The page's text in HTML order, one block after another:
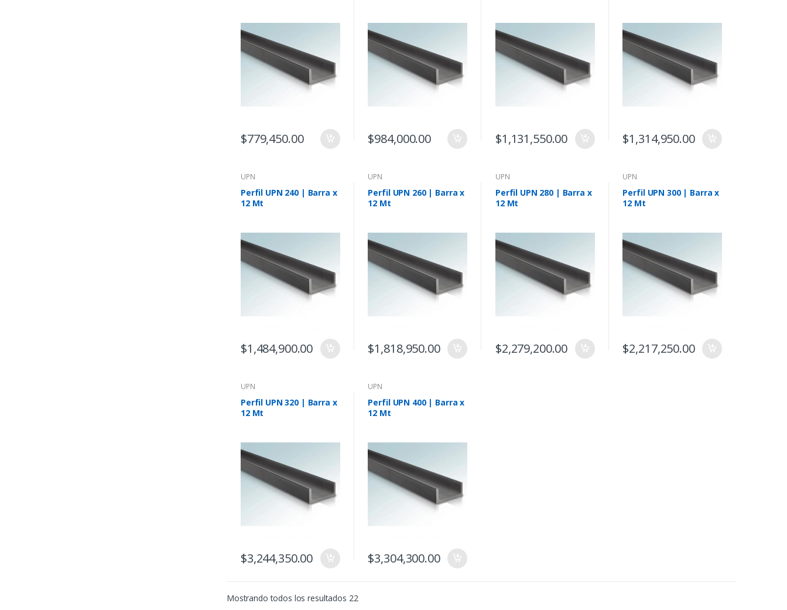
$779,450.00 $984,000.00 $1,131,550.00 $1,314,950.00
UPN
Perfil UPN 240 | Barra x
12 Mt
$1,484,900.00
UPN
Perfil UPN 260 | Barra x
12 Mt
$1,818,950.00
UPN
Perfil UPN 280 | Barra x
12 Mt
$2,279,200.00
UPN
Perfil UPN 300 | Barra x
12 Mt
$2,217,250.00
UPN
Perfil UPN 320 | Barra x
12 Mt
$3,244,350.00
UPN
Perfil UPN 400 | Barra x
12 Mt
$3,304,300.00
Mostrando todos los resultados 22